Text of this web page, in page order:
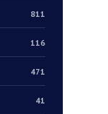
811
116
471
41